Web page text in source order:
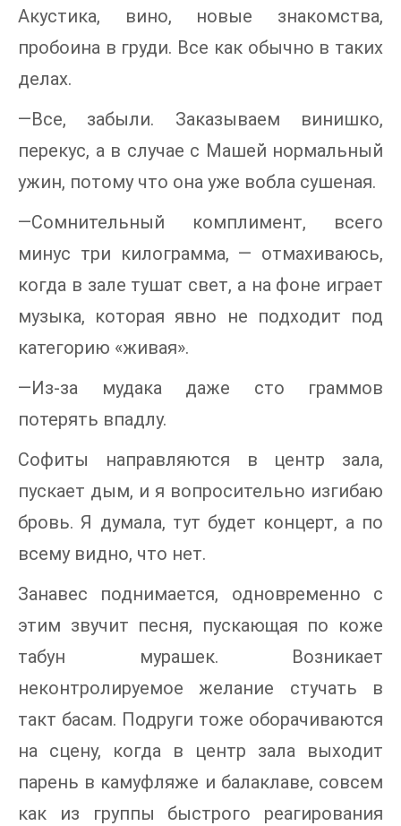
Акустика, вино, новые знакомства,
пробоина в груди. Все как обычно в таких
делах.
—Все, забыли. Заказываем винишко,
перекус, а в случае с Машей нормальный
ужин, потому что она уже вобла сушеная.
—Сомнительный комплимент, всего
минус три килограмма, — отмахиваюсь,
когда в зале тушат свет, а на фоне играет
музыка, которая явно не подходит под
категорию «живая».
—Из-за мудака даже сто граммов
потерять впадлу.
Софиты направляются в центр зала,
пускает дым, и я вопросительно изгибаю
бровь. Я думала, тут будет концерт, а по
всему видно, что нет.
Занавес поднимается, одновременно с
этим звучит песня, пускающая по коже
табун мурашек. Возникает
неконтролируемое желание стучать в
такт басам. Подруги тоже оборачиваются
на сцену, когда в центр зала выходит
парень в камуфляже и балаклаве, совсем
как из группы быстрого реагирования